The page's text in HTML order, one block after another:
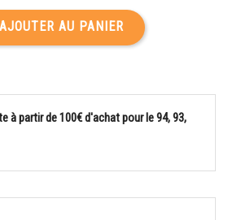
AJOUTER AU PANIER
à partir de 100€ d'achat pour le 94, 93,